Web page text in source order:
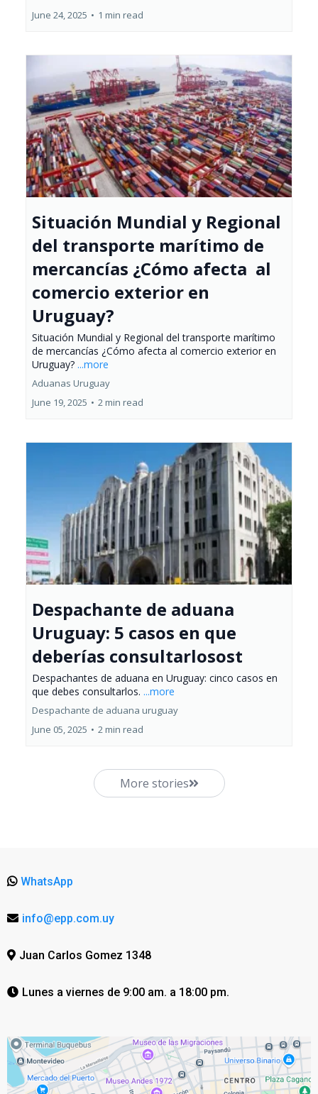
June 24, 2025 • 1 min read
Situación Mundial y Regional
del transporte marítimo de
mercancías ¿Cómo afecta al
comercio exterior en
Uruguay?
Situación Mundial y Regional del transporte marítimo
de mercancías ¿Cómo afecta al comercio exterior en
Uruguay? ...more
Aduanas Uruguay
June 19, 2025 • 2 min read
Despachante de aduana
Uruguay: 5 casos en que
deberías consultarlosost
Despachantes de aduana en Uruguay: cinco casos en
que debes consultarlos. ...more
Despachante de aduana uruguay
June 05, 2025 • 2 min read
More stories
WhatsApp
info@epp.com.uy
Juan Carlos Gomez 1348
Lunes a viernes de 9:00 am. a 18:00 pm.